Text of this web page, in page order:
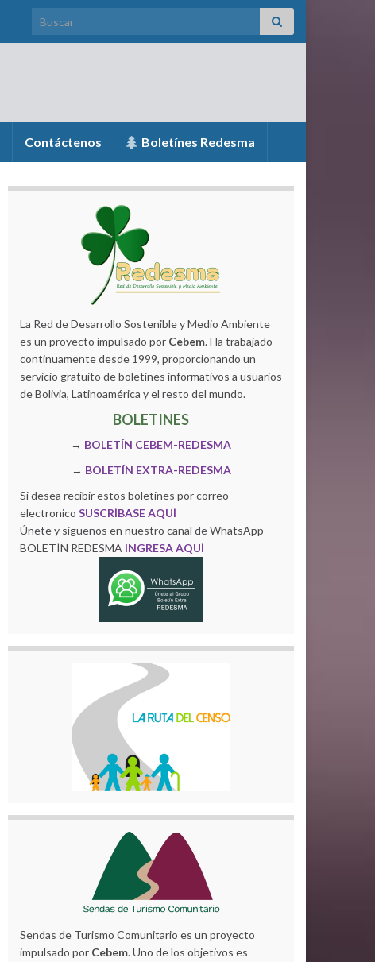
Search for:
Contáctenos Boletínes Redesma
La Red de Desarrollo Sostenible y Medio Ambiente
es un proyecto impulsado por Cebem. Ha trabajado
continuamente desde 1999, proporcionando un
servicio gratuito de boletines informativos a usuarios
de Bolivia, Latinoamérica y el resto del mundo.
BOLETINES
→ BOLETÍN CEBEM-REDESMA
→ BOLETÍN EXTRA-REDESMA
Si desea recibir estos boletines por correo
electronico SUSCRÍBASE AQUÍ
Únete y siguenos en nuestro canal de WhatsApp
BOLETÍN REDESMA INGRESA AQUÍ
Sendas de Turismo Comunitario es un proyecto
impulsado por Cebem. Uno de los objetivos es